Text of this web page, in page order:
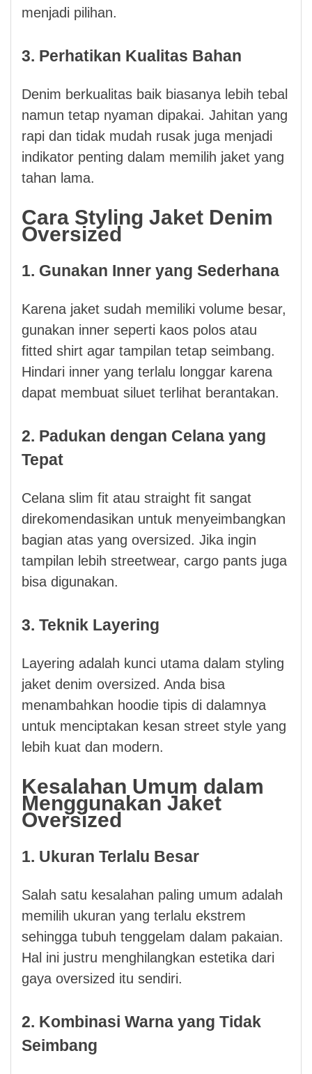
menjadi pilihan.
3. Perhatikan Kualitas Bahan
Denim berkualitas baik biasanya lebih tebal
namun tetap nyaman dipakai. Jahitan yang
rapi dan tidak mudah rusak juga menjadi
indikator penting dalam memilih jaket yang
tahan lama.
Cara Styling Jaket Denim
Oversized
1. Gunakan Inner yang Sederhana
Karena jaket sudah memiliki volume besar,
gunakan inner seperti kaos polos atau
fitted shirt agar tampilan tetap seimbang.
Hindari inner yang terlalu longgar karena
dapat membuat siluet terlihat berantakan.
2. Padukan dengan Celana yang
Tepat
Celana slim fit atau straight fit sangat
direkomendasikan untuk menyeimbangkan
bagian atas yang oversized. Jika ingin
tampilan lebih streetwear, cargo pants juga
bisa digunakan.
3. Teknik Layering
Layering adalah kunci utama dalam styling
jaket denim oversized. Anda bisa
menambahkan hoodie tipis di dalamnya
untuk menciptakan kesan street style yang
lebih kuat dan modern.
Kesalahan Umum dalam
Menggunakan Jaket
Oversized
1. Ukuran Terlalu Besar
Salah satu kesalahan paling umum adalah
memilih ukuran yang terlalu ekstrem
sehingga tubuh tenggelam dalam pakaian.
Hal ini justru menghilangkan estetika dari
gaya oversized itu sendiri.
2. Kombinasi Warna yang Tidak
Seimbang